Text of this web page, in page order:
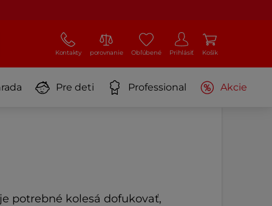
Kontakty porovnanie Obľúbené Prihlásiť Košík
Pre deti Professional Akcie
potrebné kolesá dofukovať,